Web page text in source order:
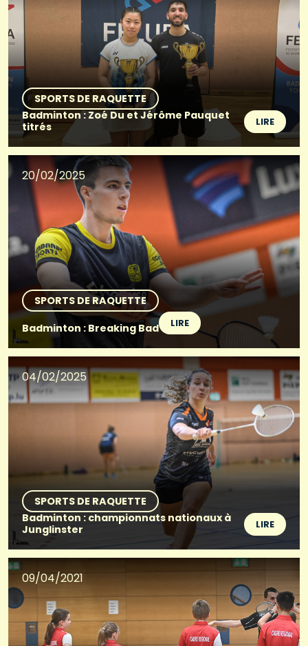
SPORTS DE RAQUETTE
Badminton : Zoé Du et Jérôme Pauquet
titrés
LIRE
20/02/2025
SPORTS DE RAQUETTE
Badminton : Breaking Bad
LIRE
04/02/2025
SPORTS DE RAQUETTE
Badminton : championnats nationaux à
Junglinster
LIRE
09/04/2021